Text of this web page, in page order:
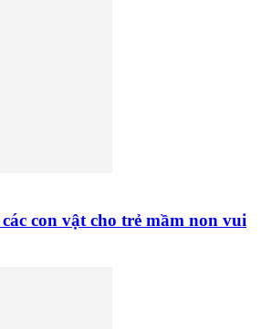
con vật cho trẻ mầm non vui